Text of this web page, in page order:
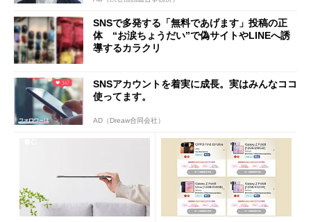
SNSで多発する「無料であげます」投稿の正
体 “お涙ちょうだい”で偽サイトやLINEへ誘
導するカラクリ
SNSアカウントを着実に成長。実はみんなココ
使ってます。
AD（Dreaw合同会社）